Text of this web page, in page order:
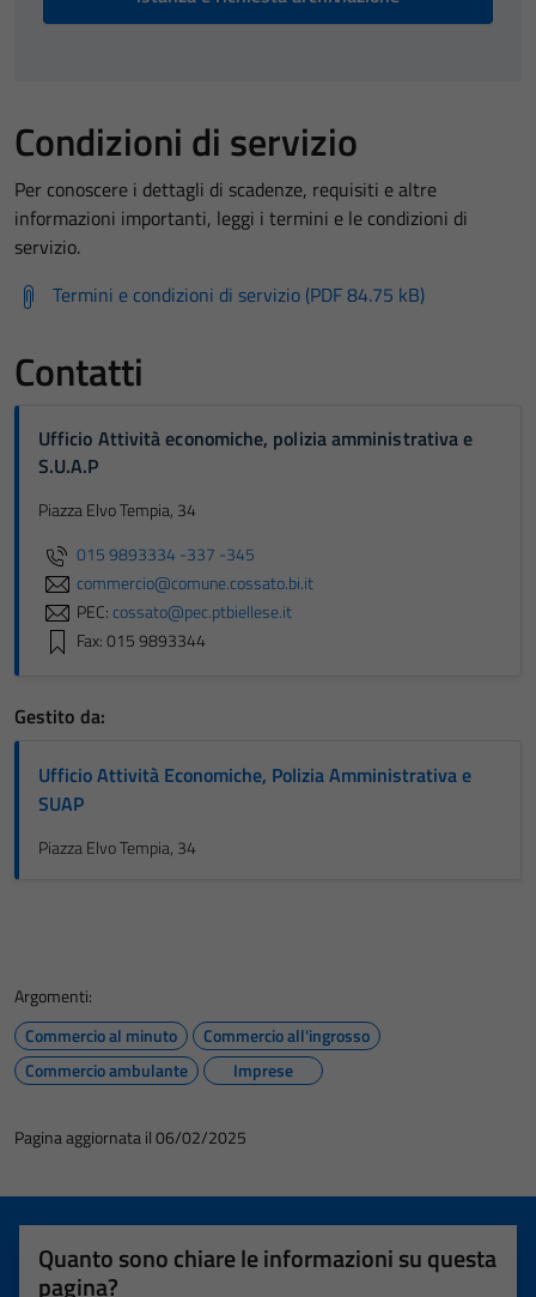
Condizioni di servizio
Per conoscere i dettagli di scadenze, requisiti e altre
informazioni importanti, leggi i termini e le condizioni di
servizio.
Termini e condizioni di servizio (PDF 84.75 kB)
Contatti
Ufficio Attività economiche, polizia amministrativa e
S.U.A.P
Piazza Elvo Tempia, 34
015 9893334 -337 -345
commercio@comune.cossato.bi.it
PEC:cossato@pec.ptbiellese.it
Fax: 015 9893344
Gestito da:
Ufficio Attività Economiche, Polizia Amministrativa e
SUAP
Piazza Elvo Tempia, 34
Argomenti:
Commercio al minuto
Commercio all'ingrosso
Commercio ambulante
Imprese
Pagina aggiornata il 06/02/2025
Quanto sono chiare le informazioni su questa
pagina?